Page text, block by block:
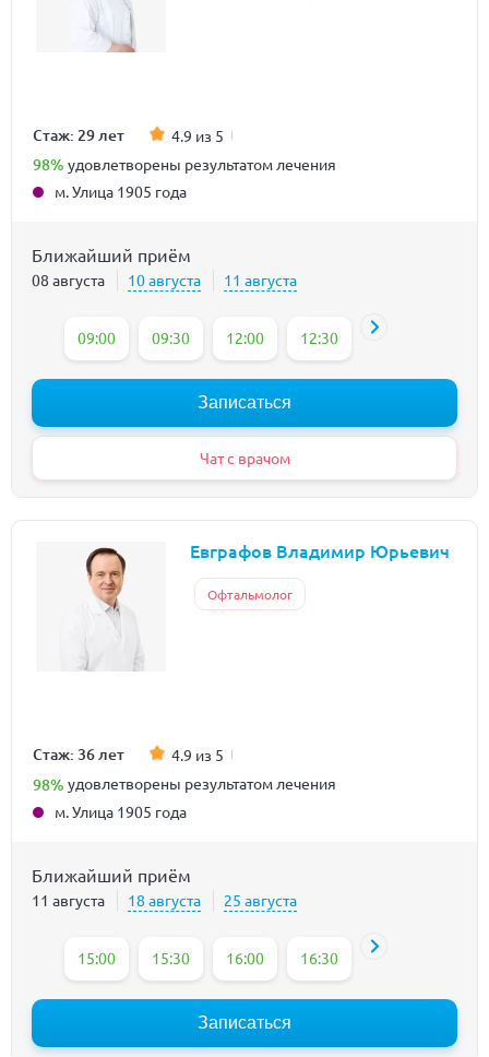
Стаж: 29 лет 4.9 из 5
98% удовлетворены результатом лечения
м. Улица 1905 года
Ближайший приём
08 августа 10 августа 11 августа
09:00 09:30 12:00 12:30 13:30
Записаться
Чат с врачом
Евграфов Владимир Юрьевич
Офтальмолог
Стаж: 36 лет 4.9 из 5
98% удовлетворены результатом лечения
м. Улица 1905 года
Ближайший приём
11 августа 18 августа 25 августа
15:00 15:30 16:00 16:30 17:00
Записаться